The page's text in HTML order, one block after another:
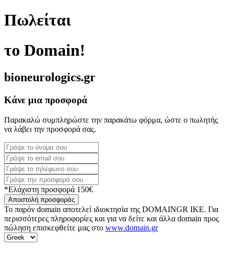
Πωλείται
το Domain!
bioneurologics.gr
Κάνε μια προσφορά
Παρακαλώ συμπληρώστε την παρακάτω φόρμα, ώστε ο πωλητής
να λάβει την προσφορά σας.
*Ελάχιστη προσφορά 150€
Αποστολή προσφοράς
Το παρόν domain αποτελεί ιδιοκτησία της DOMAINGR ΙΚΕ. Για
περισσότερες πληροφορίες και για να δείτε και άλλα domain προς
πώληση επισκεφθείτε μας στο www.domain.gr